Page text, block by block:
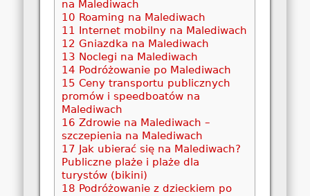
na Malediwach
10 Roaming na Malediwach
11 Internet mobilny na Malediwach
12 Gniazdka na Malediwach
13 Noclegi na Malediwach
14 Podróżowanie po Malediwach
15 Ceny transportu publicznych
promów i speedboatów na
Malediwach
16 Zdrowie na Malediwach –
szczepienia na Malediwach
17 Jak ubierać się na Malediwach?
Publiczne plaże i plaże dla
turystów (bikini)
18 Podróżowanie z dzieckiem po